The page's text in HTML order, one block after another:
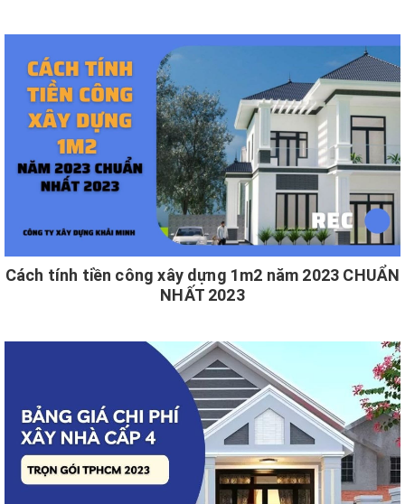
Cách tính tiền công xây dựng 1m2 năm 2023 CHUẨN
NHẤT 2023